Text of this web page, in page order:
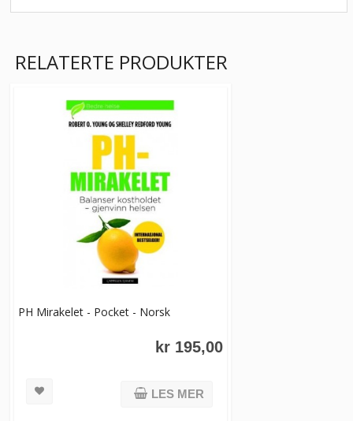
RELATERTE PRODUKTER
PH Mirakelet - Pocket - Norsk
kr 195,00
LES MER